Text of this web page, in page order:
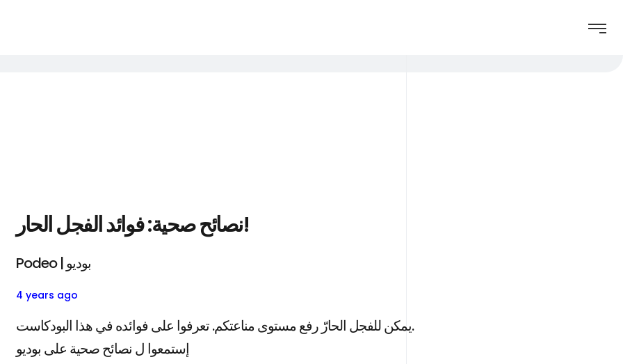
نصائح صحية: فوائد الفجل الحار!
Podeo | بوديو
4 years ago
يمكن للفجل الحارّ رفع مستوى مناعتكم. تعرفوا على فوائده في هذا البودكاست.
إستمعوا ل نصائح صحية على بوديو